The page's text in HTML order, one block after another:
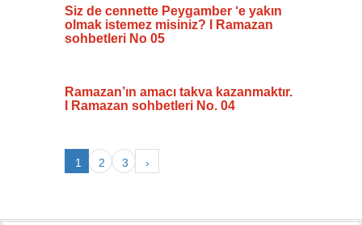
Siz de cennette Peygamber ‘e yakın
olmak istemez misiniz? I Ramazan
sohbetleri No 05
Ramazan’ın amacı takva kazanmaktır.
I Ramazan sohbetleri No. 04
1 2 3 ›